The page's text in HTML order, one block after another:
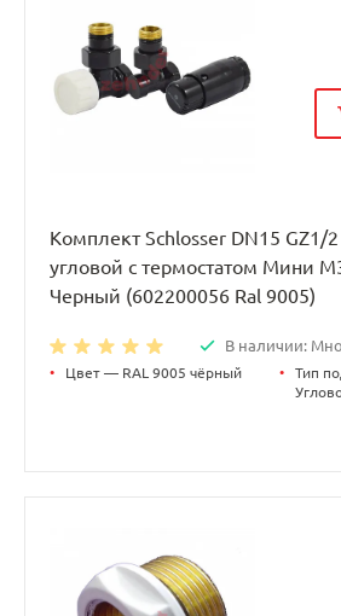
Комплект Schlosser DN15 GZ1/
угловой с термостатом Мини
Черный (602200056 Ral 9005)
В наличии:
• Цвет — RAL 9005 чёрный •
Тип